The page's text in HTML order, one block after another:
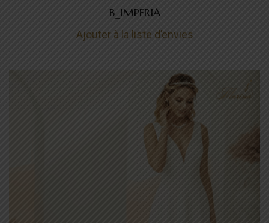
B_IMPERIA
Ajouter à la liste d’envies